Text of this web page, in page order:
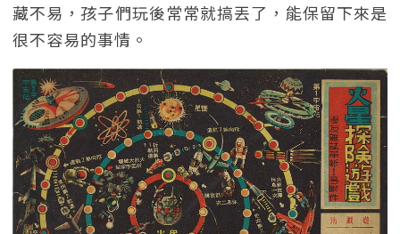
藏不易，孩子們玩後常常就搞丟了，能保留下來是
很不容易的事情。